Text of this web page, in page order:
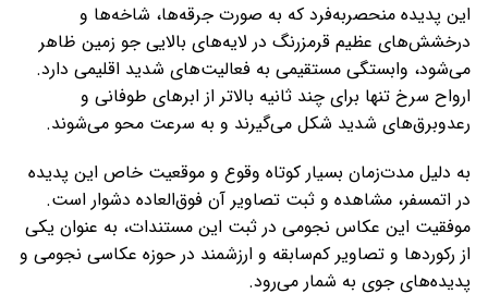
این پدیده منحصربه‌فرد که به صورت جرقه‌ها، شاخه‌ها و
درخشش‌های عظیم قرمزرنگ در لایه‌های بالایی جو زمین ظاهر
می‌شود، وابستگی مستقیمی به فعالیت‌های شدید اقلیمی دارد.
ارواح سرخ تنها برای چند ثانیه بالاتر از ابرهای طوفانی و
رعدوبرق‌های شدید شکل می‌گیرند و به سرعت محو می‌شوند.
به دلیل مدت‌زمان بسیار کوتاه وقوع و موقعیت خاص این پدیده
در اتمسفر، مشاهده و ثبت تصاویر آن فوق‌العاده دشوار است.
موفقیت این عکاس نجومی در ثبت این مستندات، به عنوان یکی
از رکوردها و تصاویر کم‌سابقه و ارزشمند در حوزه عکاسی نجومی و
پدیده‌های جوی به شمار می‌رود.